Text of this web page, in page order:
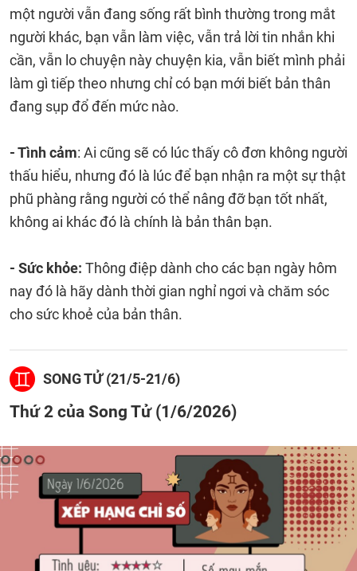
một người vẫn đang sống rất bình thường trong mắt
người khác, bạn vẫn làm việc, vẫn trả lời tin nhắn khi
cần, vẫn lo chuyện này chuyện kia, vẫn biết mình phải
làm gì tiếp theo nhưng chỉ có bạn mới biết bản thân
đang sụp đổ đến mức nào.
- Tình cảm: Ai cũng sẽ có lúc thấy cô đơn không người
thấu hiểu, nhưng đó là lúc để bạn nhận ra một sự thật
phũ phàng rằng người có thể nâng đỡ bạn tốt nhất,
không ai khác đó là chính là bản thân bạn.
- Sức khỏe: Thông điệp dành cho các bạn ngày hôm
nay đó là hãy dành thời gian nghỉ ngơi và chăm sóc
cho sức khoẻ của bản thân.
SONG TỬ (21/5-21/6)
Thứ 2 của Song Tử (1/6/2026)